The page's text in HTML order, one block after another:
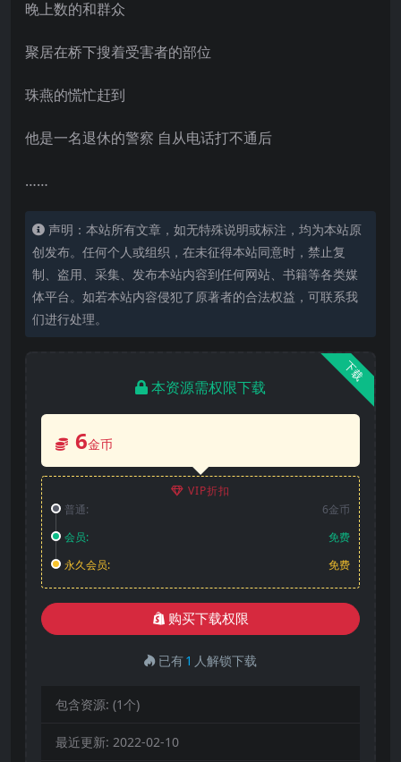
晚上数的和群众
聚居在桥下搜着受害者的部位
珠燕的慌忙赶到
他是一名退休的警察 自从电话打不通后
……
声明：本站所有文章，如无特殊说明或标注，均为本站原
创发布。任何个人或组织，在未征得本站同意时，禁止复
制、盗用、采集、发布本站内容到任何网站、书籍等各类媒
体平台。如若本站内容侵犯了原著者的合法权益，可联系我
们进行处理。
下载
本资源需权限下载
6金币
VIP折扣
普通:
6金币
会员:
免费
永久会员:
免费
购买下载权限
已有1 人解锁下载
包含资源: (1个)
最近更新: 2022-02-10